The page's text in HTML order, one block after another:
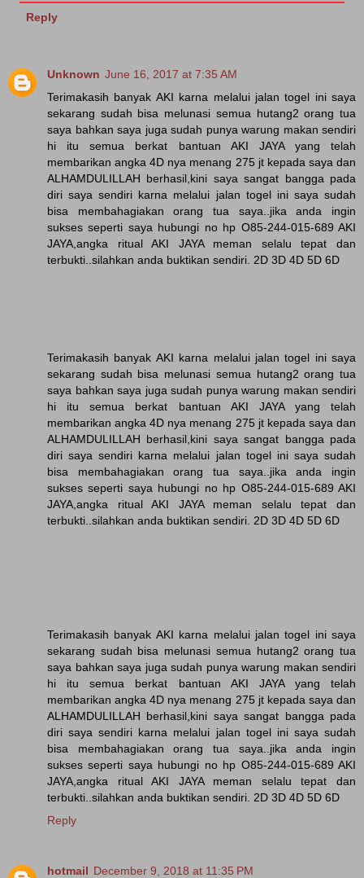
Reply
Unknown June 16, 2017 at 7:35 AM
Terimakasih banyak AKI karna melalui jalan togel ini saya
sekarang sudah bisa melunasi semua hutang2 orang tua
saya bahkan saya juga sudah punya warung makan sendiri
hi itu semua berkat bantuan AKI JAYA yang telah
membarikan angka 4D nya menang 275 jt kepada saya dan
ALHAMDULILLAH berhasil,kini saya sangat bangga pada
diri saya sendiri karna melalui jalan togel ini saya sudah
bisa membahagiakan orang tua saya..jika anda ingin
sukses seperti saya hubungi no hp O85-244-015-689 AKI
JAYA,angka ritual AKI JAYA meman selalu tepat dan
terbukti..silahkan anda buktikan sendiri. 2D 3D 4D 5D 6D
Terimakasih banyak AKI karna melalui jalan togel ini saya
sekarang sudah bisa melunasi semua hutang2 orang tua
saya bahkan saya juga sudah punya warung makan sendiri
hi itu semua berkat bantuan AKI JAYA yang telah
membarikan angka 4D nya menang 275 jt kepada saya dan
ALHAMDULILLAH berhasil,kini saya sangat bangga pada
diri saya sendiri karna melalui jalan togel ini saya sudah
bisa membahagiakan orang tua saya..jika anda ingin
sukses seperti saya hubungi no hp O85-244-015-689 AKI
JAYA,angka ritual AKI JAYA meman selalu tepat dan
terbukti..silahkan anda buktikan sendiri. 2D 3D 4D 5D 6D
Terimakasih banyak AKI karna melalui jalan togel ini saya
sekarang sudah bisa melunasi semua hutang2 orang tua
saya bahkan saya juga sudah punya warung makan sendiri
hi itu semua berkat bantuan AKI JAYA yang telah
membarikan angka 4D nya menang 275 jt kepada saya dan
ALHAMDULILLAH berhasil,kini saya sangat bangga pada
diri saya sendiri karna melalui jalan togel ini saya sudah
bisa membahagiakan orang tua saya..jika anda ingin
sukses seperti saya hubungi no hp O85-244-015-689 AKI
JAYA,angka ritual AKI JAYA meman selalu tepat dan
terbukti..silahkan anda buktikan sendiri. 2D 3D 4D 5D 6D
Reply
hotmail December 9, 2018 at 11:35 PM